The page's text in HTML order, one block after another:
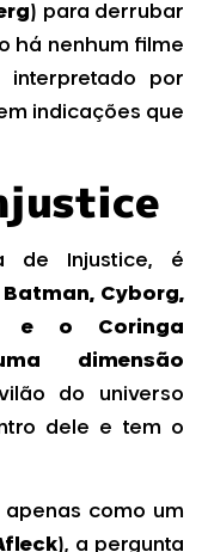
) para derrubar
há nenhum filme
interpretado por
indicações que
de Injustice, é
Batman, Cyborg,
e o Coringa
dimensão
do universo
dele e tem o
como um
), a pergunta